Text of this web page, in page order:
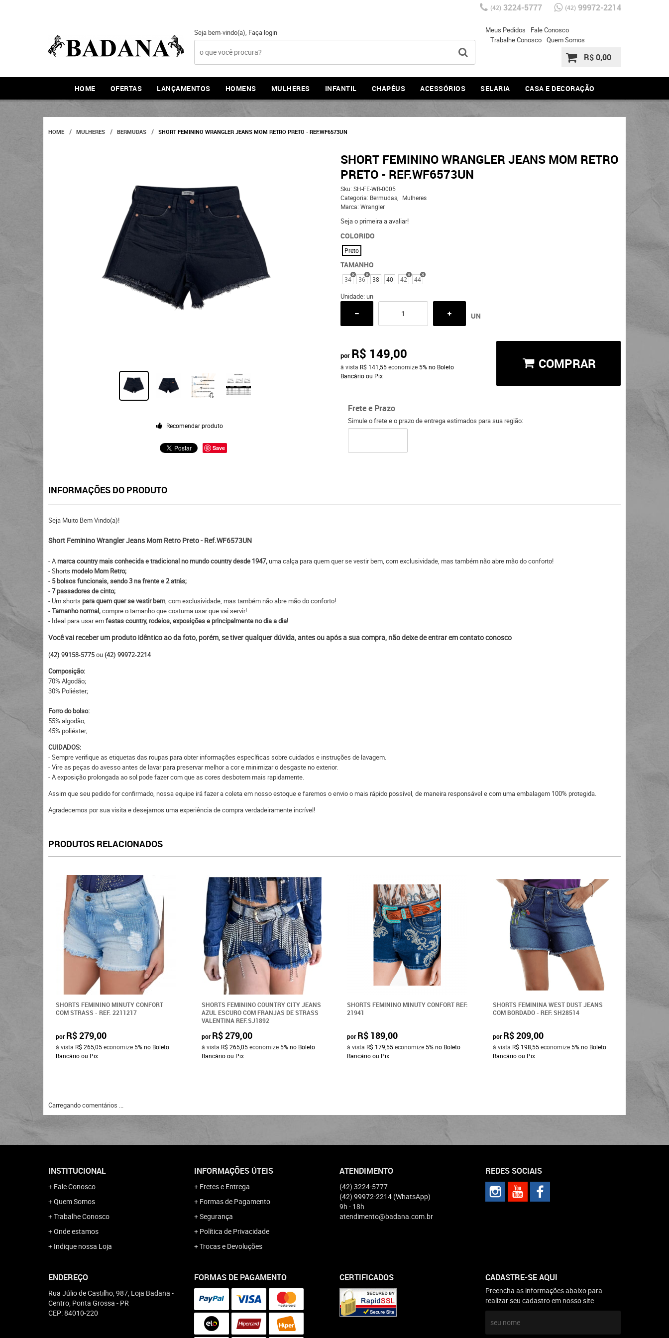
(42)3224-5777 (42)99972-2214
Seja bem-vindo(a), Faça login Meus Pedidos
Fale Conosco
Trabalhe Conosco Quem Somos
R$ 0,00
HOME OFERTAS LANÇAMENTOS HOMENS MULHERES INFANTIL CHAPÉUS ACESSÓRIOS SELARIA CASA E DECORAÇÃO
HOME MULHERES BERMUDAS SHORT FEMININO WRANGLER JEANS MOM RETRO PRETO - REF.WF6573UN
Recomendar produto
Save
SHORT FEMININO WRANGLER JEANS MOM RETRO
PRETO - REF.WF6573UN
Sku: SH-FE-WR-0005
Categoria: Bermudas
Mulheres
Marca: Wrangler
Seja o primeira a avaliar!
COLORIDO
Preto
TAMANHO
34 36 38 40 42 44
Unidade: un
UN
por R$ 149,00
à vista R$ 141,55economize 5% no Boleto
Bancário ou Pix
COMPRAR
Frete e Prazo
Simule o frete e o prazo de entrega estimados para sua região:
INFORMAÇÕES DO PRODUTO
Seja Muito Bem Vindo(a)!
Short Feminino Wrangler Jeans Mom Retro Preto - Ref.WF6573UN
- Amarca country mais conhecida e tradicional no mundo country desde 1947,uma calça para quem quer se vestir bem, com exclusividade, mas também não abre mão do conforto!
- Shorts modelo Mom Retro;
- 5 bolsos funcionais, sendo 3 na frente e 2 atrás;
-7 passadores de cinto;
- Um shorts para quem quer se vestir bem, com exclusividade, mas também não abre mão do conforto!
-Tamanho normal,compre o tamanho que costuma usar que vai servir!
- Ideal para usar emfestas country, rodeios, exposições e principalmente no dia a dia!
Você vai receber um produto idêntico ao da foto, porém, se tiver qualquer dúvida, antes ou após a sua compra, não deixe de entrar em contato conosco
(42) 99158-5775ou(42) 99972-2214
Composição:
70% Algodão;
30% Poliéster;
Forro do bolso:
55% algodão;
45% poliéster;
CUIDADOS:
- Sempre verifique as etiquetas das roupas para obter informações específicas sobre cuidados e instruções de lavagem.
- Vire as peças do avesso antes de lavar para preservar melhor a cor e minimizar o desgaste no exterior.
- A exposição prolongada ao sol pode fazer com que as cores desbotem mais rapidamente.
Assim que seu pedido for confirmado, nossa equipe irá fazer a coleta em nosso estoque e faremos o envio o mais rápido possível, de maneira responsável e com uma embalagem 100% protegida.
Agradecemos por sua visita e desejamos uma experiência de compra verdadeiramente incrível!
PRODUTOS RELACIONADOS
SHORTS FEMININO MINUTY CONFORT
COM STRASS - REF. 2211217
por R$ 279,00
à vista R$ 265,05economize 5%no Boleto
Bancário ou Pix
SHORTS FEMININO COUNTRY CITY JEANS
AZUL ESCURO COM FRANJAS DE STRASS
VALENTINA REF.SJ1892
por R$ 279,00
à vista R$ 265,05economize 5% no Boleto
Bancário ou Pix
SHORTS FEMININO MINUTY CONFORT REF:
21941
por R$ 189,00
à vista R$ 179,55economize 5%no Boleto
Bancário ou Pix
SHORTS FEMININA WEST DUST JEANS
COM BORDADO - REF: SH28514
por R$ 209,00
à vista R$ 198,55economize 5% no Boleto
Bancário ou Pix
Carregando comentários ...
INSTITUCIONAL
Fale Conosco
Quem Somos
Trabalhe Conosco
Onde estamos
Indique nossa Loja
INFORMAÇÕES ÚTEIS
Fretes e Entrega
Formas de Pagamento
Segurança
Política de Privacidade
Trocas e Devoluções
ATENDIMENTO
(42) 3224-5777
(42) 99972-2214 (WhatsApp)
9h - 18h
atendimento@badana.com.br
REDES SOCIAIS
ENDEREÇO
Rua Júlio de Castilho, 987, Loja Badana -
Centro, Ponta Grossa - PR
CEP: 84010-220
FORMAS DE PAGAMENTO CERTIFICADOS CADASTRE-SE AQUI
Preencha as informações abaixo para
realizar seu cadastro em nosso site